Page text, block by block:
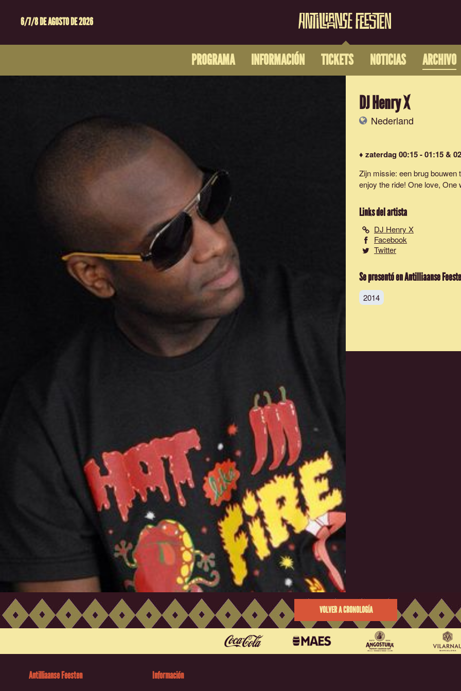
6/7/8 DE AGOSTO DE 2026
PROGRAMA INFORMACIÓN TICKETS NOTICIAS ARCHIVO
DJ Henry X
Nederland
♦ zaterdag 00:15 - 01:15 &
Zijn missie: een brug
enjoy the ride! One love, One
Links del artista
DJ Henry X
Facebook
Twitter
Se presentó en Antilliaanse
2014
VOLVER A CRONOLOGÍA
Antilliaanse Feesten Información